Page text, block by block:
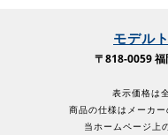
モデル
〒818-0059
表示価格は
商品の仕様はメーカ
当ホームページ上